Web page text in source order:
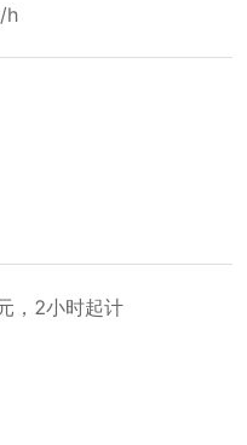
h
，2小时起计